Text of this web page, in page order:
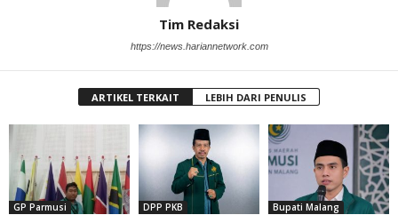
Tim Redaksi
https://news.hariannetwork.com
ARTIKEL TERKAIT LEBIH DARI PENULIS
GP Parmusi DPP PKB Bupati Malang